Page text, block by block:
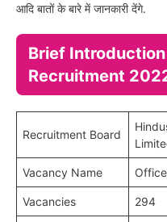
आदि बातों के बारे में जानकारी देंगे.
Brief Introduction
Recruitment
Recruitment Board
Vacancy Name
Vacancies 294